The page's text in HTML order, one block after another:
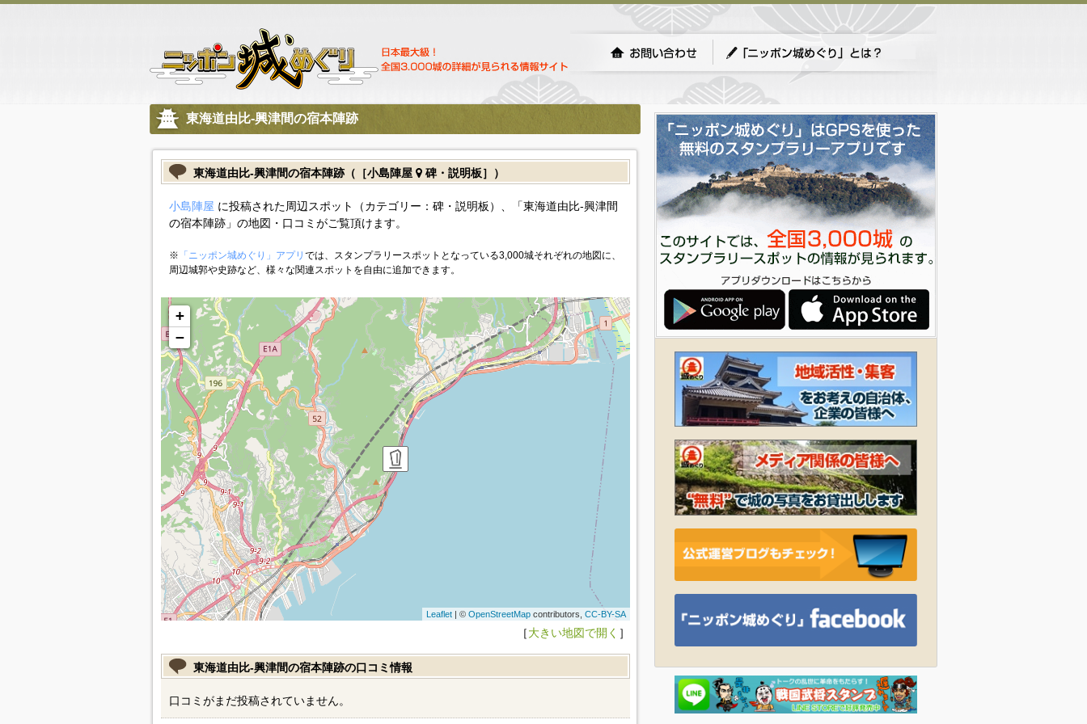
東海道由比-興津間の宿本陣跡
東海道由比-興津間の宿本陣跡（［小島陣屋 碑・説明板］）
小島陣屋 に投稿された周辺スポット（カテゴリー：碑・説明板）、「東海道由比-興津間
の宿本陣跡」の地図・口コミがご覧頂けます。
※ 「ニッポン城めぐり」アプリ では、スタンプラリースポットとなっている3,000城それぞれの地図に、
周辺城郭や史跡など、様々な関連スポットを自由に追加できます。
+
−
Leaflet| © OpenStreetMapcontributors, CC-BY-SA
［大きい地図で開く ］
東海道由比-興津間の宿本陣跡の口コミ情報
口コミがまだ投稿されていません。